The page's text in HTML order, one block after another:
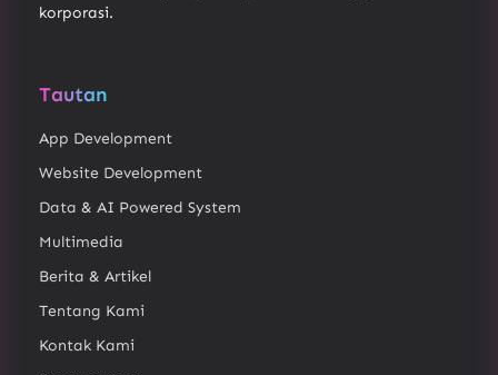
korporasi.
Tautan
App Development
Website Development
Data & AI Powered System
Multimedia
Berita & Artikel
Tentang Kami
Kontak Kami